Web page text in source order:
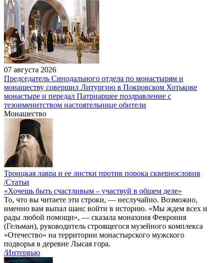
07 августа 2026
Председатель Синодального отдела по монастырям и
монашеству совершил Литургию в Покровском Хотькове
монастыре и передал Патриаршее поздравление с
тезоименитством настоятельнице обители
Монашество
Троицкая лавра и ее листки против порока сквернословия
/Статьи
«Хочешь быть счастливым – участвуй в общем деле»
То, что вы читаете эти строки, — неслучайно. Возможно,
именно вам выпал шанс войти в историю. «Мы ждем всех и
рады любой помощи», — сказала монахиня Феврония
(Гельман), руководитель строящегося музейного комплекса
«Отечество» на территории монастырского мужского
подворья в деревне Лысая гора.
/Интервью